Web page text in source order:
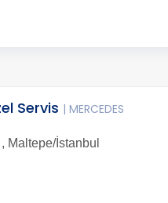
Servis | MERCEDES
Maltepe/İstanbul